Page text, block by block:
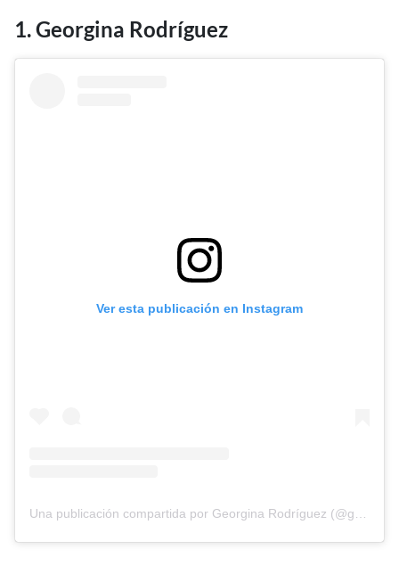
1. Georgina Rodríguez
Ver esta publicación en Instagram